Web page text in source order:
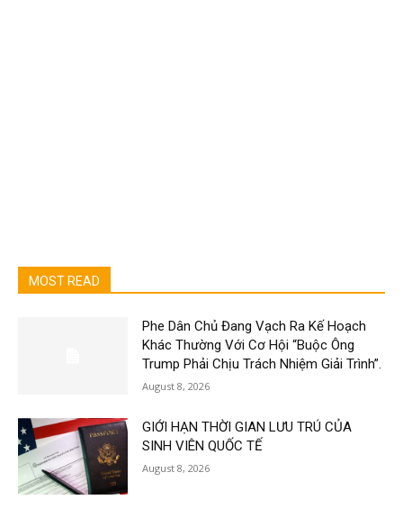
MOST READ
Phe Dân Chủ Đang Vạch Ra Kế Hoạch
Khác Thường Với Cơ Hội “Buộc Ông
Trump Phải Chịu Trách Nhiệm Giải Trình”.
August 8, 2026
GIỚI HẠN THỜI GIAN LƯU TRÚ CỦA
SINH VIÊN QUỐC TẾ
August 8, 2026